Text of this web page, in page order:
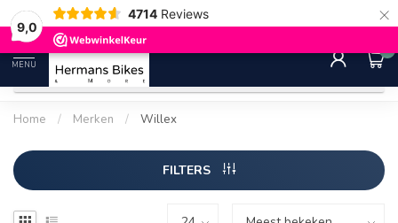
9,0
4714 Reviews ×
30 dagen bedenktijd Gratis
MENU
0
Home / Merken / Willex
FILTERS